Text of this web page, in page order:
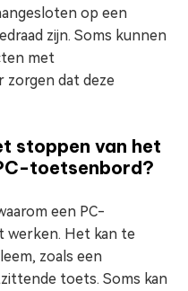
op een
zijn. Soms kunnen
met
zorgen dat deze
stoppen van het
toetsenbord?
een PC-
werken. Het kan te
zoals een
toets. Soms kan